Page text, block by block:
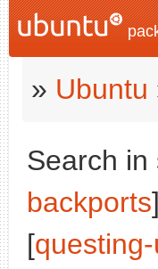
» Ubuntu
Search in
backports
[